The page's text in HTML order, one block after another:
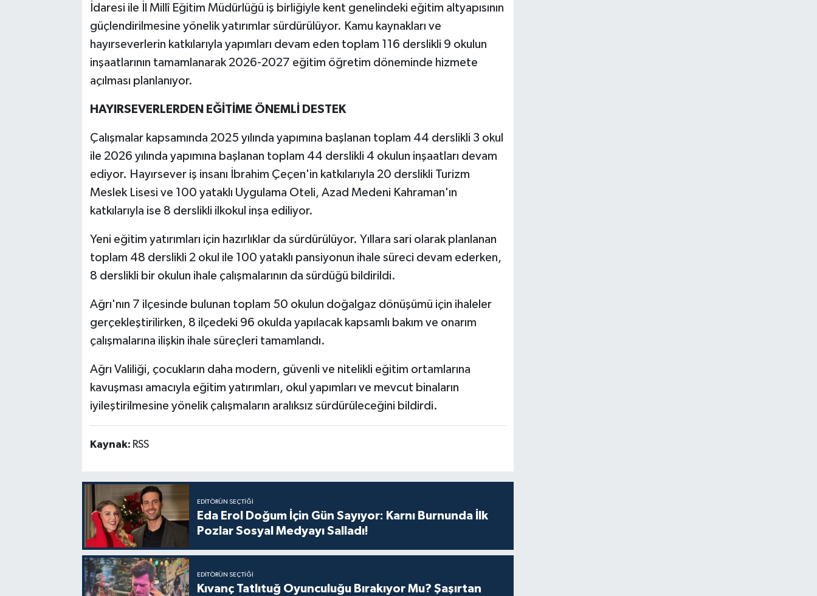
İdaresi ile İl Millî Eğitim Müdürlüğü iş birliğiyle kent genelindeki eğitim altyapısının
güçlendirilmesine yönelik yatırımlar sürdürülüyor. Kamu kaynakları ve
hayırseverlerin katkılarıyla yapımları devam eden toplam 116 derslikli 9 okulun
inşaatlarının tamamlanarak 2026-2027 eğitim öğretim döneminde hizmete
açılması planlanıyor.
HAYIRSEVERLERDEN EĞİTİME ÖNEMLİ DESTEK
Çalışmalar kapsamında 2025 yılında yapımına başlanan toplam 44 derslikli 3 okul
ile 2026 yılında yapımına başlanan toplam 44 derslikli 4 okulun inşaatları devam
ediyor. Hayırsever iş insanı İbrahim Çeçen'in katkılarıyla 20 derslikli Turizm
Meslek Lisesi ve 100 yataklı Uygulama Oteli, Azad Medeni Kahraman'ın
katkılarıyla ise 8 derslikli ilkokul inşa ediliyor.
Yeni eğitim yatırımları için hazırlıklar da sürdürülüyor. Yıllara sari olarak planlanan
toplam 48 derslikli 2 okul ile 100 yataklı pansiyonun ihale süreci devam ederken,
8 derslikli bir okulun ihale çalışmalarının da sürdüğü bildirildi.
Ağrı'nın 7 ilçesinde bulunan toplam 50 okulun doğalgaz dönüşümü için ihaleler
gerçekleştirilirken, 8 ilçedeki 96 okulda yapılacak kapsamlı bakım ve onarım
çalışmalarına ilişkin ihale süreçleri tamamlandı.
Ağrı Valiliği, çocukların daha modern, güvenli ve nitelikli eğitim ortamlarına
kavuşması amacıyla eğitim yatırımları, okul yapımları ve mevcut binaların
iyileştirilmesine yönelik çalışmaların aralıksız sürdürüleceğini bildirdi.
Kaynak: RSS
EDITÖRÜN SEÇTIĞI
Eda Erol Doğum İçin Gün Sayıyor: Karnı Burnunda İlk
Pozlar Sosyal Medyayı Salladı!
EDITÖRÜN SEÇTIĞI
Kıvanç Tatlıtuğ Oyunculuğu Bırakıyor Mu? Şaşırtan